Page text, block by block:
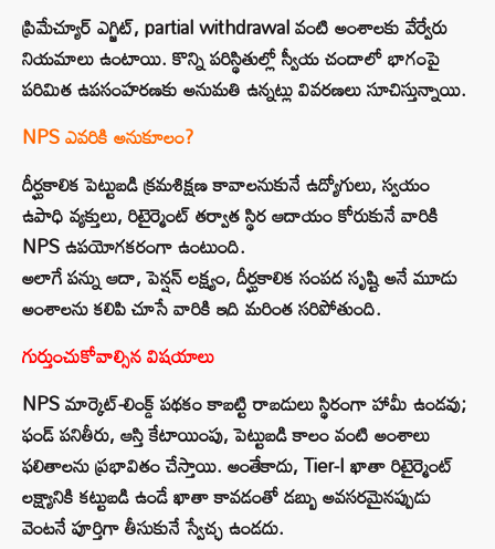
ప్రిమేచ్యూర్ ఎగ్జిట్, partial withdrawal వంటి అంశాలకు వేర్వేరు
నియమాలు ఉంటాయి. కొన్ని పరిస్థితుల్లో స్వీయ చందాలో భాగంపై
పరిమిత ఉపసంహరణకు అనుమతి ఉన్నట్లు వివరణలు సూచిస్తున్నాయి.
NPS ఎవరికి అనుకూలం?
దీర్ఘకాలిక పెట్టుబడి క్రమశిక్షణ కావాలనుకునే ఉద్యోగులు, స్వయం
ఉపాధి వ్యక్తులు, రిటైర్మెంట్ తర్వాత స్థిర ఆదాయం కోరుకునే వారికి
NPS ఉపయోగకరంగా ఉంటుంది.
అలాగే పన్ను ఆదా, పెన్షన్ లక్ష్యం, దీర్ఘకాలిక సంపద సృష్టి అనే మూడు
అంశాలను కలిపి చూసే వారికి ఇది మరింత సరిపోతుంది.
గుర్తుంచుకోవాల్సిన విషయాలు
NPS మార్కెట్-లింక్డ్ పథకం కాబట్టి రాబడులు స్థిరంగా హామీ ఉండవు;
ఫండ్ పనితీరు, ఆస్తి కేటాయింపు, పెట్టుబడి కాలం వంటి అంశాలు
ఫలితాలను ప్రభావితం చేస్తాయి. అంతేకాదు, Tier-I ఖాతా రిటైర్మెంట్
లక్ష్యానికి కట్టుబడి ఉండే ఖాతా కావడంతో డబ్బు అవసరమైనప్పుడు
వెంటనే పూర్తిగా తీసుకునే స్వేచ్ఛ ఉండదు.